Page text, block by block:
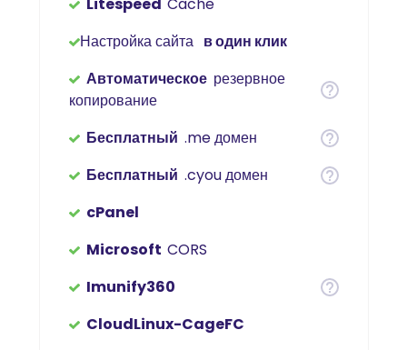
Litespeed Cache
Настройка сайта в один клик
Автоматическое резервное
копирование
Бесплатный .me домен
Бесплатный .cyou домен
cPanel
Microsoft CORS
Imunify360
CloudLinux-CageFC